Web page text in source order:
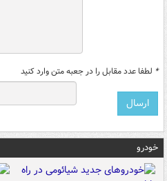
* لطفا عدد مقابل را در جعبه متن وارد کنید
خودرو